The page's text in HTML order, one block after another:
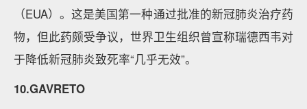
（EUA）。这是美国第一种通过批准的新冠肺炎治疗药
物，但此药颇受争议，世界卫生组织曾宣称瑞德西韦对
于降低新冠肺炎致死率“几乎无效”。
10.GAVRETO